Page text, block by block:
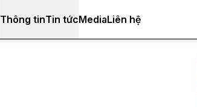
Thông tinTin tứcMediaLiên hệ